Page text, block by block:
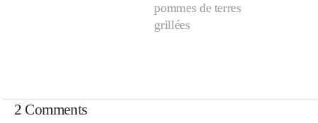
pommes de terres
grillées
2 Comments